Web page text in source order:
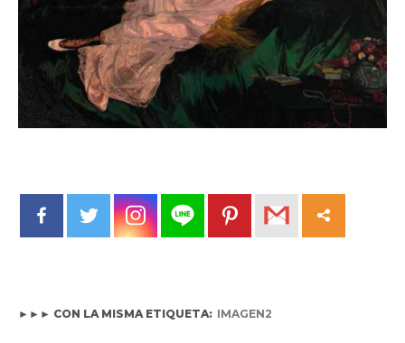
►►► CON LA MISMA ETIQUETA: IMAGEN2